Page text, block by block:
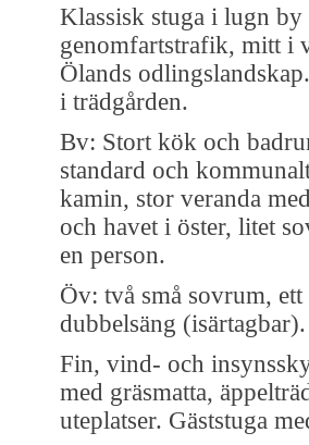
Klassisk stuga i lugn by
genomfartstrafik, mitt i
Ölands
i trädgården.
Bv: Stort kök och
standard och
kamin, stor veranda
och havet i öster, litet
en person.
Öv: två små sovrum, ett
dubbelsäng (isärtagbar).
Fin, vind- och
med gräsmatta,
uteplatser. Gäststuga